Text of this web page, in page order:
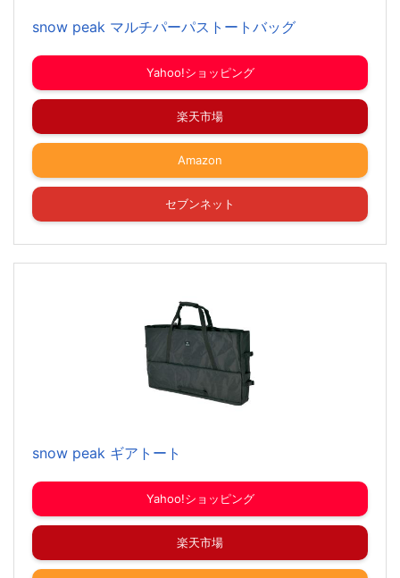
snow peak マルチパーパストートバッグ
Yahoo!ショッピング
楽天市場
Amazon
セブンネット
snow peak ギアトート
Yahoo!ショッピング
楽天市場